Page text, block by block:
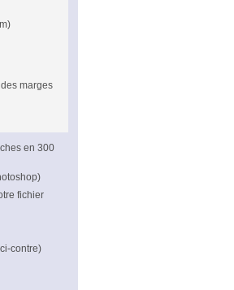
marges
en 300
fichier
contre)